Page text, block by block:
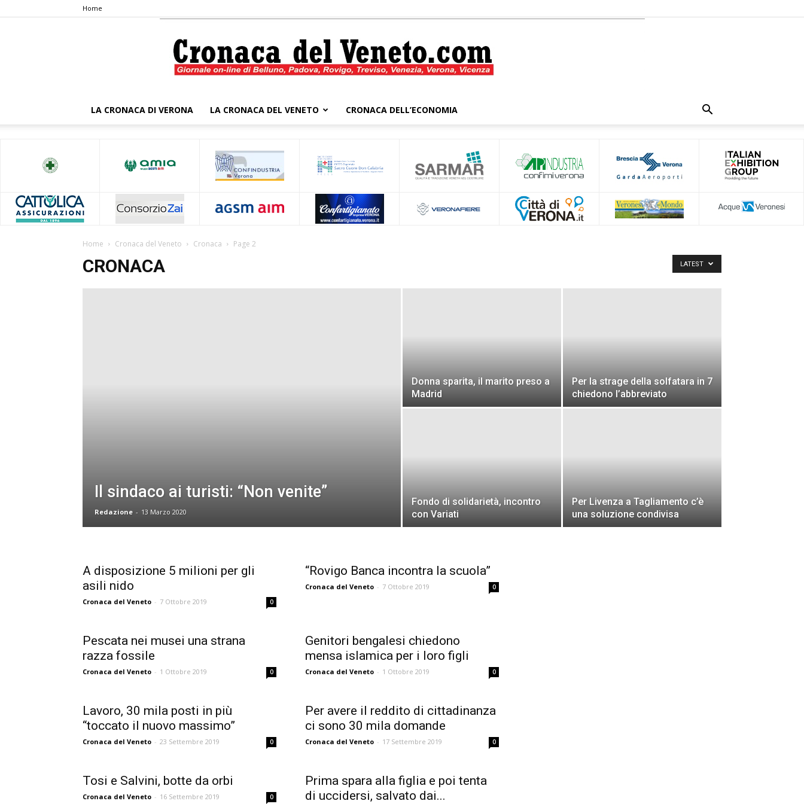
Home
Veneto
LA CRONACA DI VERONA LA CRONACA DEL VENETO CRONACA DELL’ECONOMIA
Home Cronaca del Veneto Cronaca Page 2
CRONACA LATEST
Il sindaco ai turisti: “Non venite”
Redazione - 13 Marzo 2020
Donna sparita, il marito preso a
Madrid
Per la strage della solfatara in 7
chiedono l’abbreviato
Fondo di solidarietà, incontro
con Variati
Per Livenza a Tagliamento c’è
una soluzione condivisa
A disposizione 5 milioni per gli
asili nido
Cronaca del Veneto - 7 Ottobre 2019 0
“Rovigo Banca incontra la scuola”
Cronaca del Veneto - 7 Ottobre 2019 0
Pescata nei musei una strana
razza fossile
Cronaca del Veneto - 1 Ottobre 2019 0
Genitori bengalesi chiedono
mensa islamica per i loro figli
Cronaca del Veneto - 1 Ottobre 2019 0
Lavoro, 30 mila posti in più
“toccato il nuovo massimo”
Cronaca del Veneto - 23 Settembre 2019 0
Per avere il reddito di cittadinanza
ci sono 30 mila domande
Cronaca del Veneto - 17 Settembre 2019 0
Tosi e Salvini, botte da orbi
Cronaca del Veneto - 16 Settembre 2019 0
Prima spara alla figlia e poi tenta
di uccidersi, salvato dai...